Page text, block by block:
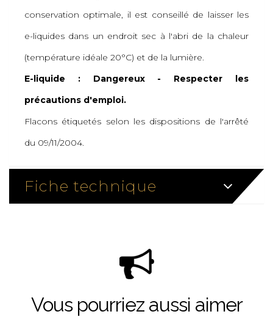
conservation optimale, il est conseillé de laisser les
e-liquides dans un endroit sec à l'abri de la chaleur
(température idéale 20°C) et de la lumière.
E-liquide : Dangereux - Respecter les
précautions d'emploi.
Flacons étiquetés selon les dispositions de l'arrêté
du 09/11/2004.
Fiche technique
Vous pourriez aussi aimer